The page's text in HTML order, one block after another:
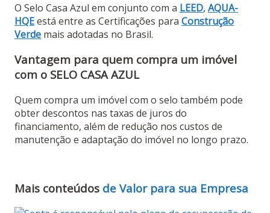
O Selo Casa Azul em conjunto com a LEED, AQUA-
HQEestá entre as Certificações para Construção
Verde mais adotadas no Brasil.
Vantagem para quem compra um imóvel
com o SELO CASA AZUL
Quem compra um imóvel com o selo também pode
obter descontos nas taxas de juros do
financiamento, além de redução nos custos de
manutenção e adaptação do imóvel no longo prazo​.
Mais conteúdos de Valor para sua Empresa